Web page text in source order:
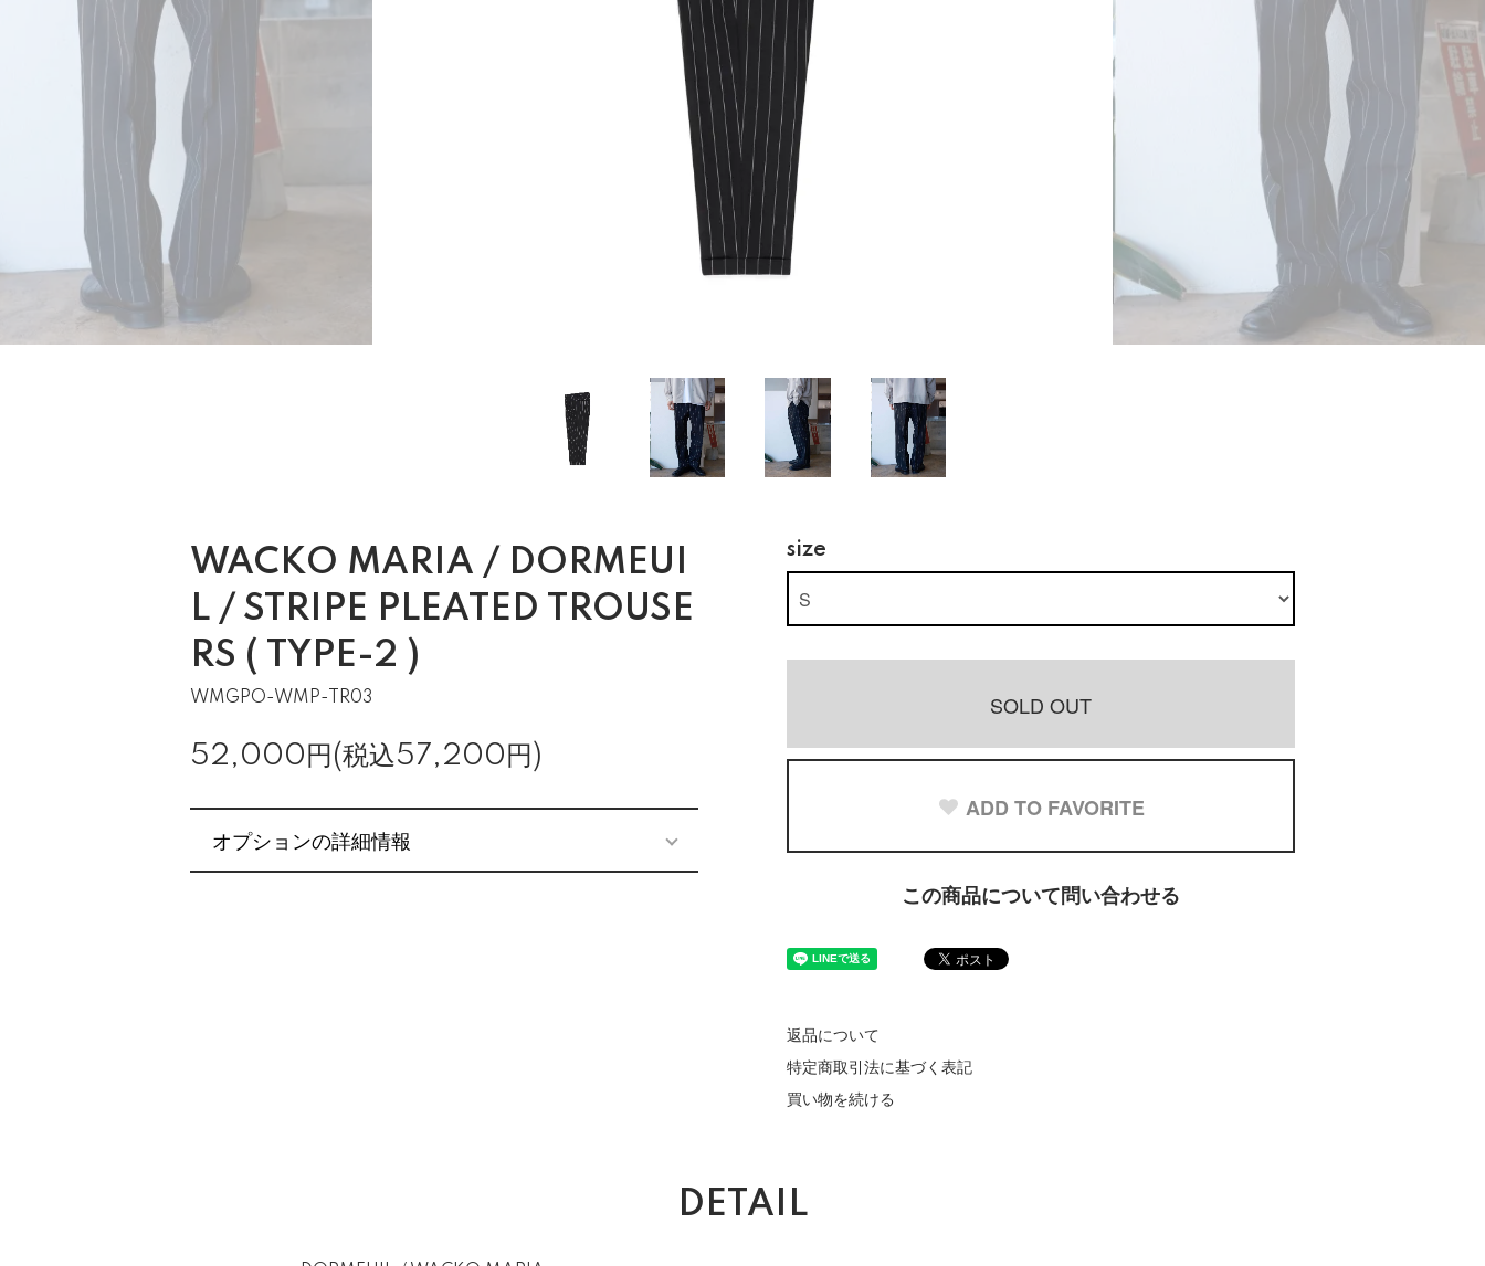
WACKO MARIA / DORMEUI
L / STRIPE PLEATED TROUSE
RS ( TYPE-2 )
WMGPO-WMP-TR03
52,000円(税込57,200円)
オプションの詳細情報
size
SOLD OUT
ADD TO FAVORITE
この商品について問い合わせる
返品について
特定商取引法に基づく表記
買い物を続ける
DETAIL